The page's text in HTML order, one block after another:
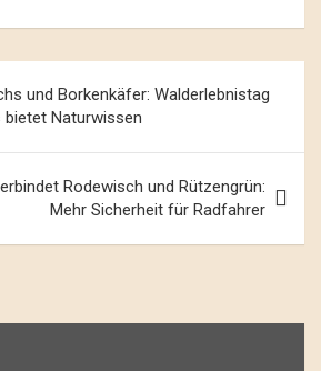
und Borkenkäfer: Walderlebnistag
Naturwissen
Rodewisch und Rützengrün:
Mehr Sicherheit für Radfahrer